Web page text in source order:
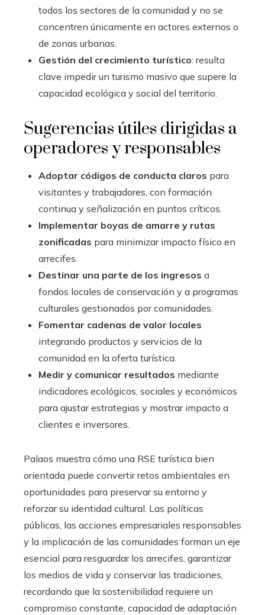
todos los sectores de la comunidad y no se
concentren únicamente en actores externos o
de zonas urbanas.
Gestión del crecimiento turístico: resulta
clave impedir un turismo masivo que supere la
capacidad ecológica y social del territorio.
Sugerencias útiles dirigidas a
operadores y responsables
Adoptar códigos de conducta claros para
visitantes y trabajadores, con formación
continua y señalización en puntos críticos.
Implementar boyas de amarre y rutas
zonificadas para minimizar impacto físico en
arrecifes.
Destinar una parte de los ingresos a
fondos locales de conservación y a programas
culturales gestionados por comunidades.
Fomentar cadenas de valor locales
integrando productos y servicios de la
comunidad en la oferta turística.
Medir y comunicar resultados mediante
indicadores ecológicos, sociales y económicos
para ajustar estrategias y mostrar impacto a
clientes e inversores.
Palaos muestra cómo una RSE turística bien
orientada puede convertir retos ambientales en
oportunidades para preservar su entorno y
reforzar su identidad cultural. Las políticas
públicas, las acciones empresariales responsables
y la implicación de las comunidades forman un eje
esencial para resguardar los arrecifes, garantizar
los medios de vida y conservar las tradiciones,
recordando que la sostenibilidad requiere un
compromiso constante, capacidad de adaptación